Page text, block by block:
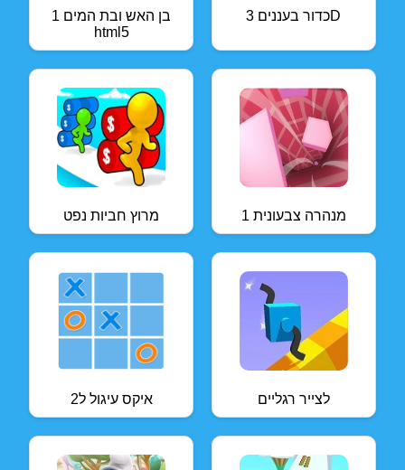
בן האש ובת המים 1
html5
כדור בעננים 3D
מרוץ חביות נפט מנהרה צבעונית 1
איקס עיגול ל2 לצייר רגליים